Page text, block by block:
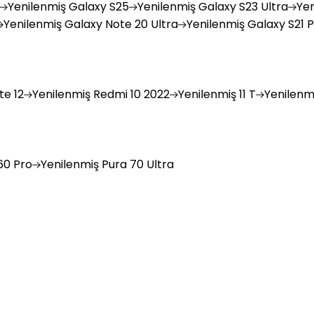
YenilenmişGalaxy S25 YenilenmişGalaxy S23 Ultra
YenilenmişGalaxy Note 20 Ultra YenilenmişGalaxy S21
12 Yenilenmiş Redmi 10 2022 Yenilenmiş11 T
Pro Yenilenmiş Pura 70 Ultra